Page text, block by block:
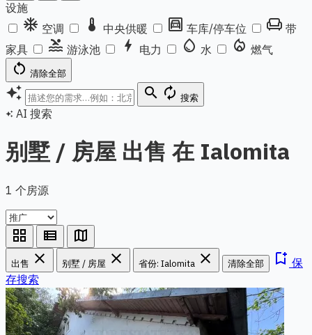
设施
ac_unit 空调 thermostat 中央供暖 garage 车库/停车位 chair 带
家具
pool 游泳池 bolt 电力 water_drop 水 local_fire_department 燃气
restart_alt 清除全部
auto_awesome search autorenew 搜索
auto_awesome AI 搜索
别墅 / 房屋 出售 在 Ialomita
1 个房源
grid_view view_list map
出售 close 别墅 / 房屋 close 省份: Ialomita close 清除全部 bookmark_add 保
存搜索